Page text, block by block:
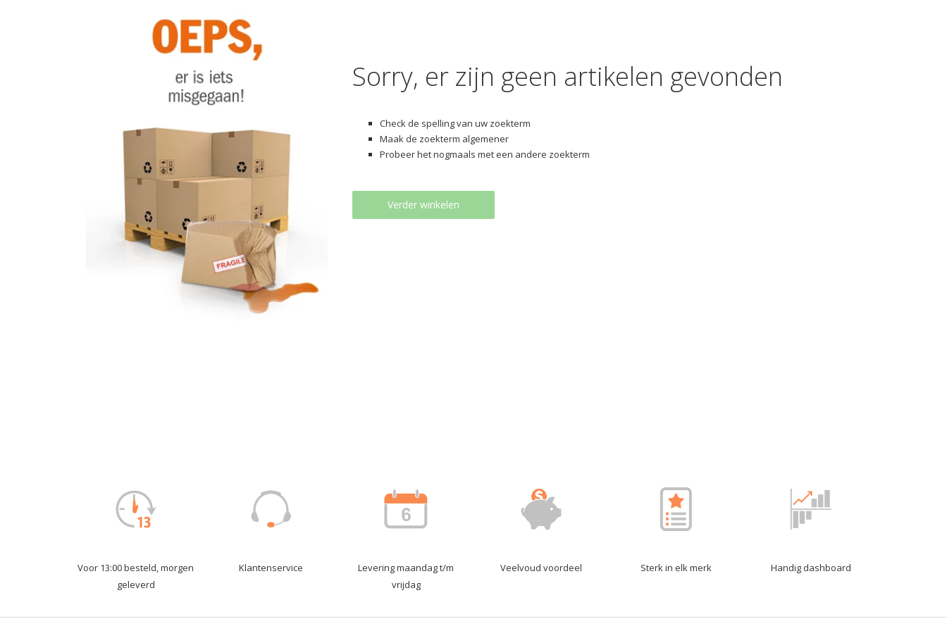
Sorry, er zijn geen artikelen gevonden
Check de spelling van uw zoekterm
Maak de zoekterm algemener
Probeer het nogmaals met een andere zoekterm
Verder winkelen
Voor 13:00 besteld, morgen
geleverd
Klantenservice
Levering maandag t/m
vrijdag
Veelvoud voordeel Sterk in elk merk Handig dashboard